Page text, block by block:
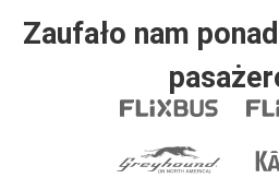
Zaufało nam